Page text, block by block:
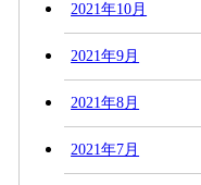
2021年10月
2021年9月
2021年8月
2021年7月